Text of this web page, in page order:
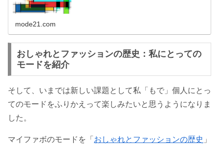
mode21.com
おしゃれとファッションの歴史：私にとっての
モードを紹介
そして、いまでは新しい課題として私「もで」個人にとっ
てのモードをふりかえって楽しみたいと思うようになりま
した。
マイファボのモードを「 おしゃれとファッションの歴史 」